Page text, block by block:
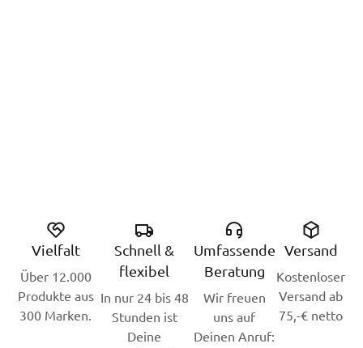
Vielfalt
Über 12.000
Produkte aus
300 Marken.
Schnell &
flexibel
In nur 24 bis 48
Stunden ist
Deine
Umfassende
Beratung
Wir freuen
uns auf
Deinen Anruf:
Versand
Kostenloser
Versand ab
75,-€ netto